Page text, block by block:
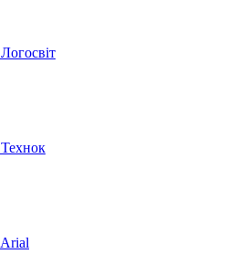
Логосвіт
Технок
Arial